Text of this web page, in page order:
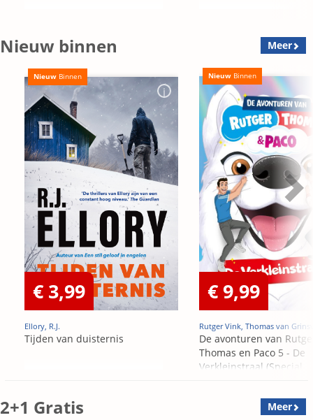
Nieuw binnen Meer
Nieuw Binnen
€ 3,99
Ellory, R.J.
Tijden van duisternis
Nieuw Binnen
€ 9,99
Rutger Vink, Thomas van
De avonturen van
Thomas en Paco 5 - De
Verkleinstraal (Special
2+1 Gratis Meer